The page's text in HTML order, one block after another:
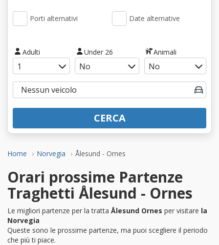
Home Norvegia Ålesund - Ornes
Porti alternativi Date alternative
Adulti Under 26 Animali
CERCA
Orari prossime Partenze
Traghetti Ålesund - Ornes
Le migliori partenze per la tratta Ålesund Ornes per visitare la
Norvegia
Queste sono le prossime partenze, ma puoi scegliere il periodo
che più ti piace.